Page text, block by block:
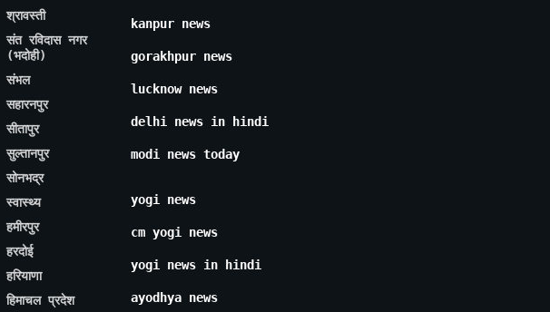
श्रावस्ती
संत रविदास नगर
(भदोही)
संभल
सहारनपुर
सीतापुर
सुल्तानपुर
सोनभद्र
स्वास्थ्य
हमीरपुर
हरदोई
हरियाणा
हिमाचल प्रदेश
kanpur news
gorakhpur news
lucknow news
delhi news in hindi
modi news today
yogi news
cm yogi news
yogi news in hindi
ayodhya news